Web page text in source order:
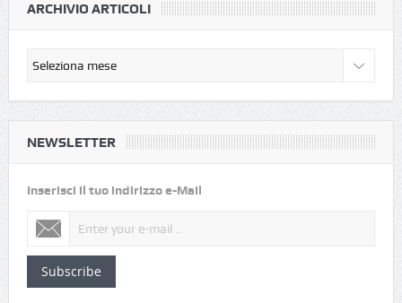
ARCHIVIO ARTICOLI
NEWSLETTER
Inserisci il tuo indirizzo e-Mail
Subscribe